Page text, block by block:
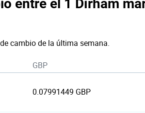
entre el 1 Dírham
cambio de la última semana.
GBP
0.07991449 GBP